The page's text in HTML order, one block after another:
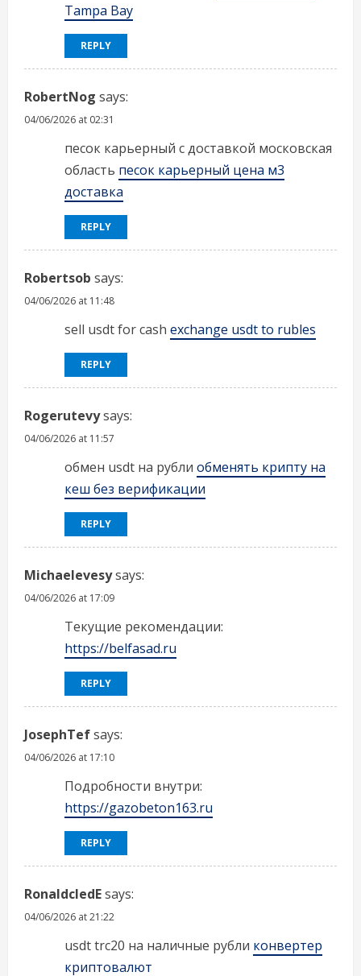
Tampa Bay
REPLY
RobertNog says:
04/06/2026 at 02:31
песок карьерный с доставкой московская
область песок карьерный цена м3
доставка
REPLY
Robertsob says:
04/06/2026 at 11:48
sell usdt for cash exchange usdt to rubles
REPLY
Rogerutevysays:
04/06/2026 at 11:57
обмен usdt на рубли обменять крипту на
кеш без верификации
REPLY
Michaelevesysays:
04/06/2026 at 17:09
Текущие рекомендации:
https://belfasad.ru
REPLY
JosephTefsays:
04/06/2026 at 17:10
Подробности внутри:
https://gazobeton163.ru
REPLY
RonaldcledEsays:
04/06/2026 at 21:22
usdt trc20 на наличные рубли конвертер
криптовалют